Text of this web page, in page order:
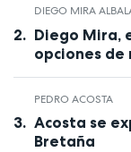
DIEGO MIRA
Diego Mira,
opciones
PEDRO ACOSTA
Acosta se
Bretaña